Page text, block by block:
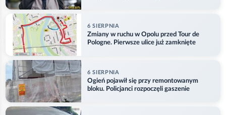
6 SIERPNIA
Zmiany w ruchu w Opolu przed Tour de
Pologne. Pierwsze ulice już zamknięte
6 SIERPNIA
Ogień pojawił się przy remontowanym
bloku. Policjanci rozpoczęli gaszenie